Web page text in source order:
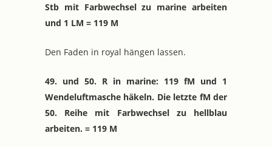
Stb mit Farbwechsel zu marine arbeiten
und 1 LM = 119 M
Den Faden in royal hängen lassen.
49. und 50. R in marine: 119 fM und 1
Wendeluftmasche häkeln. Die letzte fM der
50. Reihe mit Farbwechsel zu hellblau
arbeiten. = 119 M